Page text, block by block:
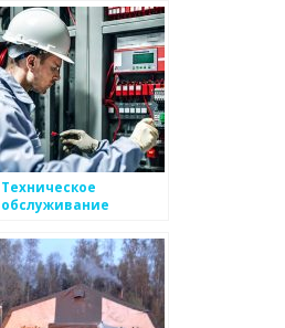
выгодным ценам
МЗБМ
Техническое
обслуживание
пожарной
сигнализации АПС и
СОУЭ в Москве и РФ,
цена